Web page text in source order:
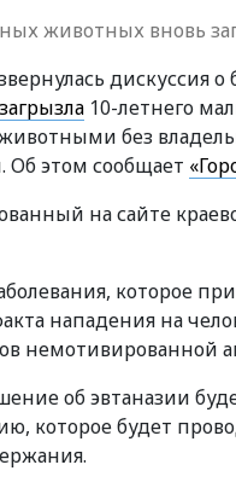
животных вновь
загрызла 10-летнего
без
Об этом сообщает
на сайте
которое
нападения на
немотивированной
об эвтаназии
которое будет